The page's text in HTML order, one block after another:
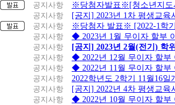
공지사항
※당첨자발표※[청소년지도
공지사항
[공지] 2023년 1차 평생교
공지사항
※당첨자 발표※ [2022-1학
공지사항
◆ 2023년 1월 무이자 할부
공지사항
[공지] 2023년 2월(전기) 학
공지사항
◆ 2022년 12월 무이자 할
공지사항
◆ 2022년 11월 무이자 할
공지사항
2022학년도 2학기 11월16
공지사항
[공지] 2022년 4차 평생교
공지사항
◆ 2022년 10월 무이자 할